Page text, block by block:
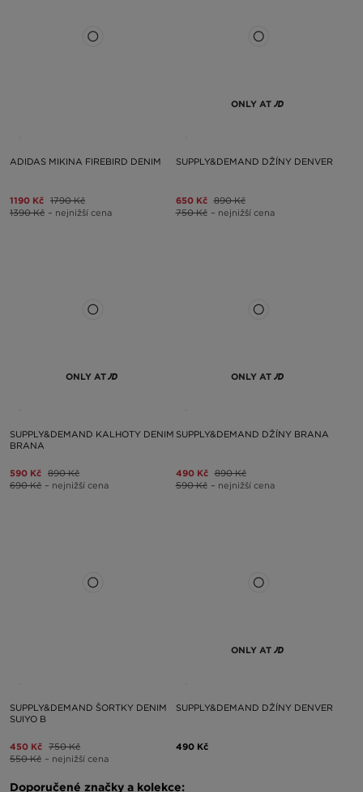
ADIDAS MIKINA FIREBIRD DENIM
1190 Kč 1790 Kč
1390 Kč – nejnižší cena
ONLY AT
SUPPLY&DEMAND DŽÍNY DENVER
650 Kč 890 Kč
750 Kč – nejnižší cena
ONLY AT
SUPPLY&DEMAND KALHOTY DENIM
BRANA
590 Kč 890 Kč
690 Kč – nejnižší cena
ONLY AT
SUPPLY&DEMAND DŽÍNY BRANA
490 Kč 890 Kč
590 Kč – nejnižší cena
SUPPLY&DEMAND ŠORTKY DENIM
SUIYO B
450 Kč 750 Kč
550 Kč – nejnižší cena
ONLY AT
SUPPLY&DEMAND DŽÍNY DENVER
490 Kč
Doporučené značky a kolekce: